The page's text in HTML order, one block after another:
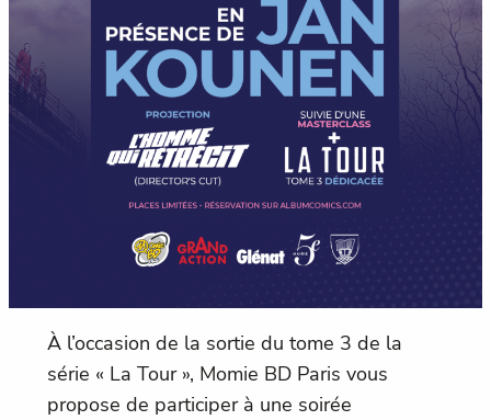
À l’occasion de la sortie du tome 3 de la
série « La Tour », Momie BD Paris vous
propose de participer à une soirée